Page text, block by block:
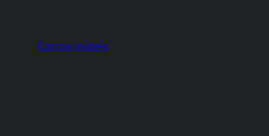
Carros Inúteis